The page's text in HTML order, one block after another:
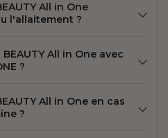
All in One
l'allaitement ?
All in One avec
?
All in One en cas
?